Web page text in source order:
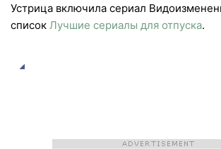
Устрица включила сериал
список Лучшие сериалы для отпуска.